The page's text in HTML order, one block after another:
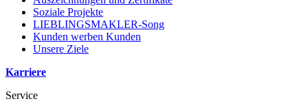
Soziale Projekte
LIEBLINGSMAKLER-Song
Kunden werben Kunden
Unsere Ziele
Karriere
Service